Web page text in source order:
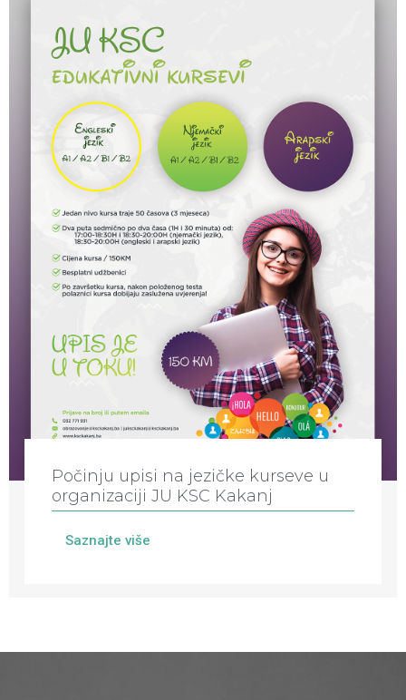
Počinju upisi na jezičke kurseve u
organizaciji JU KSC Kakanj
Saznajte više